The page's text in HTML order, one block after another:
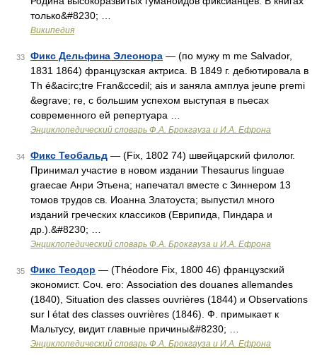
только&#8230; …
Википедия
33 Фикс Дельфина Элеонора — (по мужу m mе Salvador,
1831 1864) французская актриса. В 1849 г. дебютировала в
Th é&acirc;tre Fran&ccedil; ais и заняла амплуа jeune premi
&egrave; re, с большим успехом выступая в пьесах
современного ей репертуара …
Энциклопедический словарь Ф.А. Брокгауза и И.А. Ефрона
34 Фикс Теобальд — (Fix, 1802 74) швейцарский филолог.
Принимал участие в новом издании Thesaurus linguae
graecae Анри Этьена; напечатал вместе с Зиннером 13
томов трудов св. Иоанна Златоуста; выпустил много
изданий греческих классиков (Еврипида, Пиндара и
др.).&#8230; …
Энциклопедический словарь Ф.А. Брокгауза и И.А. Ефрона
35 Фикс Теодор — (Théodore Fix, 1800 46) французский
экономист. Соч. его: Association des douanes allemandes
(1840), Situation des classes ouvrières (1844) и Observations
sur l état des classes ouvrières (1846). Ф. примыкает к
Мальтусу, видит главные причины&#8230; …
Энциклопедический словарь Ф.А. Брокгауза и И.А. Ефрона